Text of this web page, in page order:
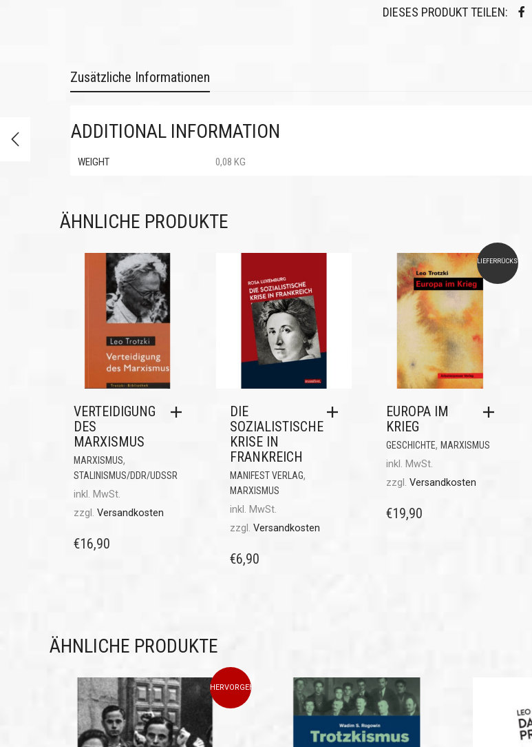
DIESES PRODUKT TEILEN:
Zusätzliche Informationen
ADDITIONAL INFORMATION
WEIGHT 0,08 KG
ÄHNLICHE PRODUKTE
VERTEIDIGUNG
DES
MARXISMUS
MARXISMUS,
STALINISMUS/DDR/UDSSR
inkl. MwSt.
zzgl. Versandkosten
€16,90
DIE
SOZIALISTISCHE
KRISE IN
FRANKREICH
MANIFEST VERLAG,
MARXISMUS
inkl. MwSt.
zzgl. Versandkosten
€6,90
LIEFERRÜCKSTAND
EUROPA IM
KRIEG
GESCHICHTE, MARXISMUS
inkl. MwSt.
zzgl. Versandkosten
€19,90
ÄHNLICHE PRODUKTE
HERVORGEHOBEN